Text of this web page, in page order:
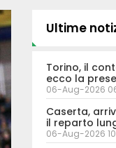
Ultime
Torino, il
ecco la
06-Aug-2026
Caserta,
il reparto
06-Aug-2026